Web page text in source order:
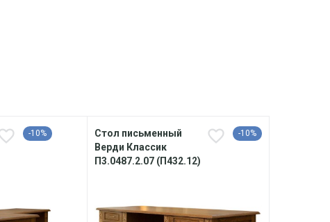
-10%
Стол письменный
Верди Классик
П3.0487.2.07 (П432.12)
-10%